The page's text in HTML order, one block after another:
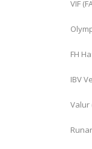
VIF
FH
IBV
Valur